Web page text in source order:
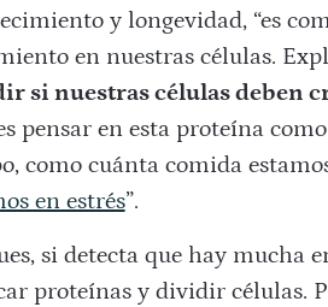
y longevidad, “es
en nuestras células.
si nuestras células deben
pensar en esta proteína
como cuánta comida
en estrés”.
si detecta que hay mucha
proteínas y dividir células.